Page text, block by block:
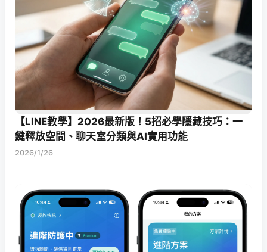
【LINE教學】2026最新版！5招必學隱藏技巧：一
鍵釋放空間、聊天室分類與AI實用功能
2026/1/26